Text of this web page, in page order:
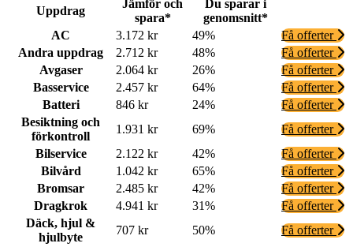
Uppdrag
Jämför och
spara*
Du sparar i
genomsnitt*
AC
3.172 kr 49%
Få offerter
Andra uppdrag
2.712 kr 48%
Få offerter
Avgaser
2.064 kr 26%
Få offerter
Basservice
2.457 kr 64%
Få offerter
Batteri
846 kr 24%
Få offerter
Besiktning och
förkontroll
1.931 kr 69%
Få offerter
Bilservice
2.122 kr 42%
Få offerter
Bilvård
1.042 kr 65%
Få offerter
Bromsar
2.485 kr 42%
Få offerter
Dragkrok
4.941 kr 31%
Få offerter
Däck, hjul &
hjulbyte
707 kr 50%
Få offerter